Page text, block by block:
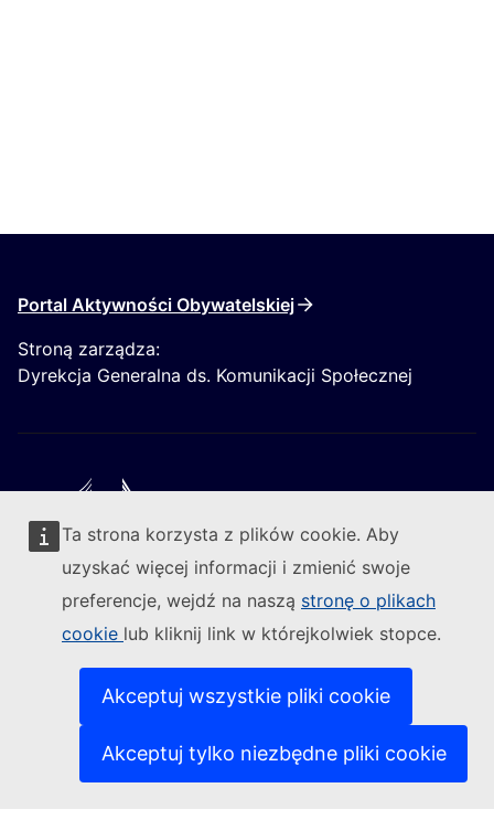
Ta strona korzysta z plików cookie. Aby
uzyskać więcej informacji i zmienić swoje
preferencje, wejdź na naszą stronę o plikach
cookie lub kliknij link w którejkolwiek stopce.
Akceptuj wszystkie pliki cookie
Akceptuj tylko niezbędne pliki cookie
Portal Aktywności Obywatelskiej
Stroną zarządza:
Dyrekcja Generalna ds. Komunikacji Społecznej
Obserwuj Komisję Europejską
Kontakt(Link zewnętrzny)
Zgłoś lukę w zabezpieczeniach informatycznych(Link
Nasze strony w różnych wersjach językowych(Link
Pliki cookie(Link zewnętrzny)
Polityka prywatności
Zastrzeżenia prawne(Link zewnętrzny)
Dostępność treści